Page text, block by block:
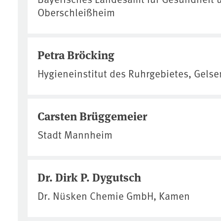
Oberschleißheim
Petra Bröcking
Hygieneinstitut des Ruhrgebietes,
Carsten Brüggemeier
Stadt Mannheim
Dr. Dirk P. Dygutsch
Dr. Nüsken Chemie GmbH, Kamen